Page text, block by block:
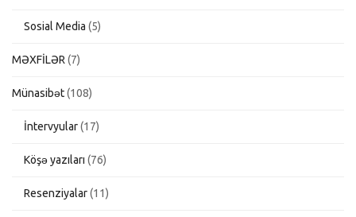
Sosial Media (5)
MƏXFİLƏR (7)
Münasibət(108)
İntervyular(17)
Köşə yazıları (76)
Resenziyalar(11)